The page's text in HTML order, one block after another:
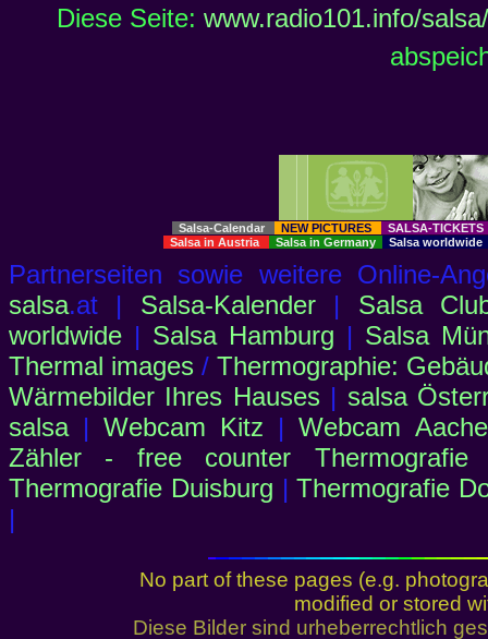
Diese Seite: www.radio101.info/
Salsa-Calendar NEW PICTURES
SALSA-
Salsa in Austria
Salsa in Germany Salsa worldwide
Partnerseiten sowie weitere Online-
salsa.at | Salsa-Kalender| Salsa
worldwide | Salsa Hamburg | Salsa
Thermal images / Thermographie:
Wärmebilder Ihres Hauses| salsa
salsa|Webcam Kitz |Webcam
Zähler - free counter Thermografie
Thermografie Duisburg |Thermografie
|
No part of these pages (e.g.
modified or stored
Diese Bilder sind urheberrechtlich